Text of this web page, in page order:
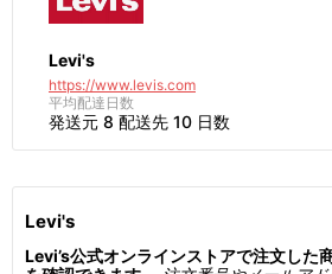
Levi's
https://www.levis.com
平均配達日数
発送元 8 配送先 10 日数
Levi's
Levi’s公式オンラインストアで注文した